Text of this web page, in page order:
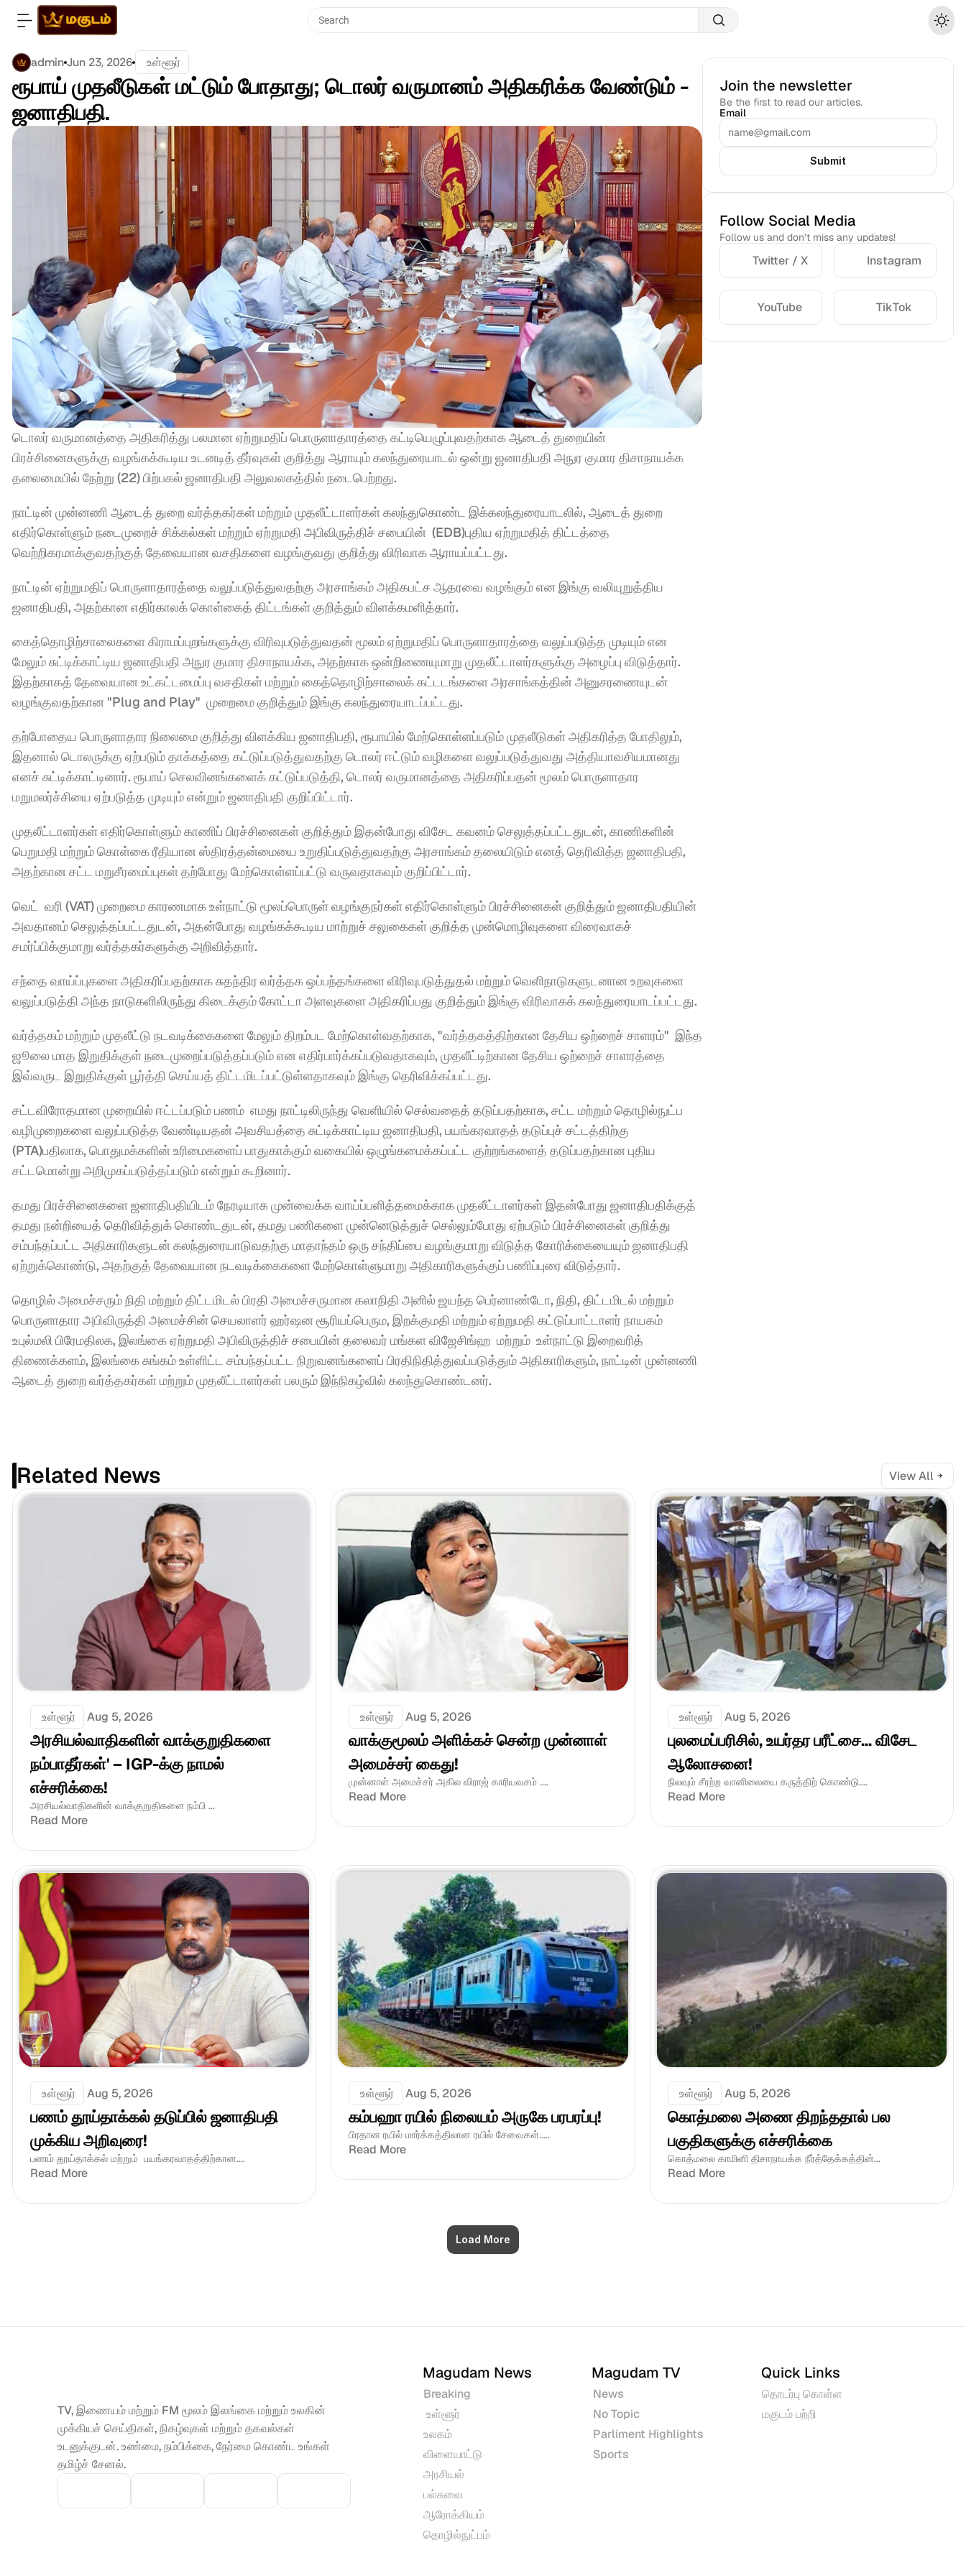
Search
adminJun 23, 2026 உள்ளூர்
ரூபாய் முதலீடுகள் மட்டும் போதாது; டொலர் வருமானம் அதிகரிக்க வேண்டும் -
ஜனாதிபதி.
டொலர் வருமானத்தை அதிகரித்து பலமான ஏற்றுமதிப் பொருளாதாரத்தை கட்டியெழுப்புவதற்காக ஆடைத் துறையின்
பிரச்சினைகளுக்கு வழங்கக்கூடிய உடனடித் தீர்வுகள் குறித்து ஆராயும் கலந்துரையாடல் ஒன்று ஜனாதிபதி அநுர குமார திசாநாயக்க
தலைமையில் நேற்று (22) பிற்பகல் ஜனாதிபதி அலுவலகத்தில் நடைபெற்றது.
நாட்டின் முன்னணி ஆடைத் துறை வர்த்தகர்கள் மற்றும் முதலீட்டாளர்கள் கலந்துகொண்ட இக்கலந்துரையாடலில், ஆடைத் துறை
எதிர்கொள்ளும் நடைமுறைச் சிக்கல்கள் மற்றும் ஏற்றுமதி அபிவிருத்திச் சபையின்  (EDB)புதிய ஏற்றுமதித் திட்டத்தை
வெற்றிகரமாக்குவதற்குத் தேவையான வசதிகளை வழங்குவது குறித்து விரிவாக ஆராயப்பட்டது.
நாட்டின் ஏற்றுமதிப் பொருளாதாரத்தை வலுப்படுத்துவதற்கு அரசாங்கம் அதிகபட்ச ஆதரவை வழங்கும் என இங்கு வலியுறுத்திய
ஜனாதிபதி, அதற்கான எதிர்காலக் கொள்கைத் திட்டங்கள் குறித்தும் விளக்கமளித்தார்.
கைத்தொழிற்சாலைகளை கிராமப்புறங்களுக்கு விரிவுபடுத்துவதன் மூலம் ஏற்றுமதிப் பொருளாதாரத்தை வலுப்படுத்த முடியும் என
மேலும் சுட்டிக்காட்டிய ஜனாதிபதி அநுர குமார திசாநாயக்க, அதற்காக ஒன்றிணையுமாறு முதலீட்டாளர்களுக்கு அழைப்பு விடுத்தார்.
இதற்காகத் தேவையான உட்கட்டமைப்பு வசதிகள் மற்றும் கைத்தொழிற்சாலைக் கட்டடங்களை அரசாங்கத்தின் அனுசரணையுடன்
வழங்குவதற்கான "Plug and Play"  முறைமை குறித்தும் இங்கு கலந்துரையாடப்பட்டது.
தற்போதைய பொருளாதார நிலைமை குறித்து விளக்கிய ஜனாதிபதி, ரூபாயில் மேற்கொள்ளப்படும் முதலீடுகள் அதிகரித்த போதிலும்,
இதனால் டொலருக்கு ஏற்படும் தாக்கத்தை கட்டுப்படுத்துவதற்கு டொலர் ஈட்டும் வழிகளை வலுப்படுத்துவது அத்தியாவசியமானது
எனச் சுட்டிக்காட்டினார். ரூபாய் செலவினங்களைக் கட்டுப்படுத்தி, டொலர் வருமானத்தை அதிகரிப்பதன் மூலம் பொருளாதார
மறுமலர்ச்சியை ஏற்படுத்த முடியும் என்றும் ஜனாதிபதி குறிப்பிட்டார்.
முதலீட்டாளர்கள் எதிர்கொள்ளும் காணிப் பிரச்சினைகள் குறித்தும் இதன்போது விசேட கவனம் செலுத்தப்பட்டதுடன், காணிகளின்
பெறுமதி மற்றும் கொள்கை ரீதியான ஸ்திரத்தன்மையை உறுதிப்படுத்துவதற்கு அரசாங்கம் தலையிடும் எனத் தெரிவித்த ஜனாதிபதி,
அதற்கான சட்ட மறுசீரமைப்புகள் தற்போது மேற்கொள்ளப்பட்டு வருவதாகவும் குறிப்பிட்டார்.
வெட்  வரி (VAT) முறைமை காரணமாக உள்நாட்டு மூலப்பொருள் வழங்குநர்கள் எதிர்கொள்ளும் பிரச்சினைகள் குறித்தும் ஜனாதிபதியின்
அவதானம் செலுத்தப்பட்டதுடன், அதன்போது வழங்கக்கூடிய மாற்றுச் சலுகைகள் குறித்த முன்மொழிவுகளை விரைவாகச்
சமர்ப்பிக்குமாறு வர்த்தகர்களுக்கு அறிவித்தார்.
சந்தை வாய்ப்புகளை அதிகரிப்பதற்காக சுதந்திர வர்த்தக ஒப்பந்தங்களை விரிவுபடுத்துதல் மற்றும் வெளிநாடுகளுடனான உறவுகளை
வலுப்படுத்தி அந்த நாடுகளிலிருந்து கிடைக்கும் கோட்டா அளவுகளை அதிகரிப்பது குறித்தும் இங்கு விரிவாகக் கலந்துரையாடப்பட்டது.
வர்த்தகம் மற்றும் முதலீட்டு நடவடிக்கைகளை மேலும் திறம்பட மேற்கொள்வதற்காக, "வர்த்தகத்திற்கான தேசிய ஒற்றைச் சாளரம்"  இந்த
ஜூலை மாத இறுதிக்குள் நடைமுறைப்படுத்தப்படும் என எதிர்பார்க்கப்படுவதாகவும், முதலீட்டிற்கான தேசிய ஒற்றைச் சாளரத்தை
இவ்வருட இறுதிக்குள் பூர்த்தி செய்யத் திட்டமிடப்பட்டுள்ளதாகவும் இங்கு தெரிவிக்கப்பட்டது.
சட்டவிரோதமான முறையில் ஈட்டப்படும் பணம்  எமது நாட்டிலிருந்து வெளியில் செல்வதைத் தடுப்பதற்காக, சட்ட மற்றும் தொழில்நுட்ப
வழிமுறைகளை வலுப்படுத்த வேண்டியதன் அவசியத்தை சுட்டிக்காட்டிய ஜனாதிபதி, பயங்கரவாதத் தடுப்புச் சட்டத்திற்கு
(PTA)பதிலாக, பொதுமக்களின் உரிமைகளைப் பாதுகாக்கும் வகையில் ஒழுங்கமைக்கப்பட்ட குற்றங்களைத் தடுப்பதற்கான புதிய
சட்டமொன்று அறிமுகப்படுத்தப்படும் என்றும் கூறினார்.
தமது பிரச்சினைகளை ஜனாதிபதியிடம் நேரடியாக முன்வைக்க வாய்ப்பளித்தமைக்காக முதலீட்டாளர்கள் இதன்போது ஜனாதிபதிக்குத்
தமது நன்றியைத் தெரிவித்துக் கொண்டதுடன், தமது பணிகளை முன்னெடுத்துச் செல்லும்போது ஏற்படும் பிரச்சினைகள் குறித்து
சம்பந்தப்பட்ட அதிகாரிகளுடன் கலந்துரையாடுவதற்கு மாதாந்தம் ஒரு சந்திப்பை வழங்குமாறு விடுத்த கோரிக்கையையும் ஜனாதிபதி
ஏற்றுக்கொண்டு, அதற்குத் தேவையான நடவடிக்கைகளை மேற்கொள்ளுமாறு அதிகாரிகளுக்குப் பணிப்புரை விடுத்தார்.
தொழில் அமைச்சரும் நிதி மற்றும் திட்டமிடல் பிரதி அமைச்சருமான கலாநிதி அனில் ஜயந்த பெர்னாண்டோ, நிதி, திட்டமிடல் மற்றும்
பொருளாதார அபிவிருத்தி அமைச்சின் செயலாளர் ஹர்ஷன சூரியப்பெரும, இறக்குமதி மற்றும் ஏற்றுமதி கட்டுப்பாட்டாளர் நாயகம்
உபுல்மலி பிரேமதிலக, இலங்கை ஏற்றுமதி அபிவிருத்திச் சபையின் தலைவர் மங்கள விஜேசிங்ஹ  மற்றும்  உள்நாட்டு இறைவரித்
திணைக்களம், இலங்கை சுங்கம் உள்ளிட்ட சம்பந்தப்பட்ட நிறுவனங்களைப் பிரதிநிதித்துவப்படுத்தும் அதிகாரிகளும், நாட்டின் முன்னணி
ஆடைத் துறை வர்த்தகர்கள் மற்றும் முதலீட்டாளர்கள் பலரும் இந்நிகழ்வில் கலந்துகொண்டனர்.
Join the newsletter
Be the first to read our articles.
Email
Submit
Follow Social Media
Follow us and don’t miss any updates!
Twitter / X Instagram
YouTube TikTok
Related News View All
உள்ளூர் Aug 5, 2026
அரசியல்வாதிகளின் வாக்குறுதிகளை
நம்பாதீர்கள்' – IGP-க்கு நாமல்
எச்சரிக்கை!
அரசியல்வாதிகளின் வாக்குறுதிகளை நம்பி ...
Read More
உள்ளூர் Aug 5, 2026
வாக்குமூலம் அளிக்கச் சென்ற முன்னாள்
அமைச்சர் கைது!
முன்னாள் அமைச்சர் அகில விராஜ் காரியவசம் ....
Read More
உள்ளூர் Aug 5, 2026
புலமைப்பரிசில், உயர்தர பரீட்சை... விசேட
ஆலோசனை!
நிலவும் சீரற்ற வானிலையை கருத்திற் கொண்டு....
Read More
உள்ளூர் Aug 5, 2026
பணம் தூய்தாக்கல் தடுப்பில் ஜனாதிபதி
முக்கிய அறிவுரை!
பணம் தூய்தாக்கல் மற்றும்  பயங்கரவாதத்திற்கான....
Read More
உள்ளூர் Aug 5, 2026
கம்பஹா ரயில் நிலையம் அருகே பரபரப்பு!
பிரதான ரயில் மார்க்கத்திலான ரயில் சேவைகள்.....
Read More
உள்ளூர் Aug 5, 2026
கொத்மலை அணை திறந்ததால் பல
பகுதிகளுக்கு எச்சரிக்கை
கொத்மலை காமினி திசாநாயக்க நீர்த்தேக்கத்தின்...
Read More
Load More
TV, இணையம் மற்றும் FM மூலம் இலங்கை மற்றும் உலகின்
முக்கியச் செய்திகள், நிகழ்வுகள் மற்றும் தகவல்கள்
உடனுக்குடன். உண்மை, நம்பிக்கை, நேர்மை கொண்ட உங்கள்
தமிழ்ச் சேனல்.
Magudam News
Breaking
உள்ளூர்
உலகம்
விளையாட்டு
அரசியல்
பல்சுவை
ஆரோக்கியம்
தொழில்நுட்பம்
Magudam TV
News
No Topic
Parliment Highlights
Sports
Quick Links
தொடர்பு கொள்ள
மகுடம் பற்றி